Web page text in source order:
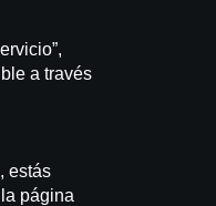
a través
estás
página